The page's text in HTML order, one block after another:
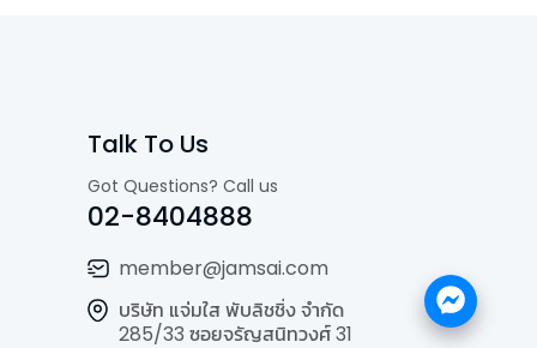
Talk To Us
Got Questions? Call us
02-8404888
member@jamsai.com
บริษัท แจ่มใส พับลิชชิ่ง จำกัด
285/33 ซอยจรัญสนิทวงศ์ 31